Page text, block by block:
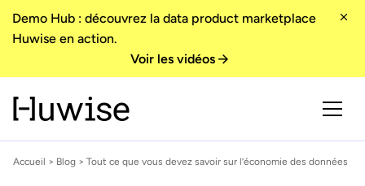
Demo Hub : découvrez la data product marketplace
Huwise en action.
Voir les vidéos
Accueil > Blog > Tout ce que vous devez savoir sur l’économie des données